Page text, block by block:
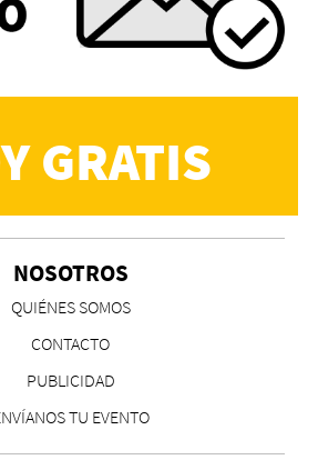
GRATIS
NOSOTROS
QUIÉNES SOMOS
CONTACTO
PUBLICIDAD
TU EVENTO